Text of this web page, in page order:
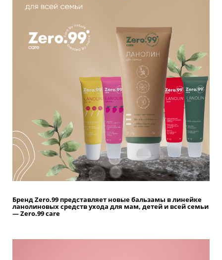
Бренд Zero.99 представляет новые бальзамы в линейке
ланолиновых средств ухода для мам, детей и всей семьи
— Zero.99 care